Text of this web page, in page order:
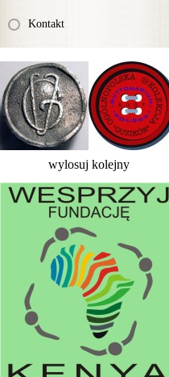
Kontakt
wylosuj kolejny